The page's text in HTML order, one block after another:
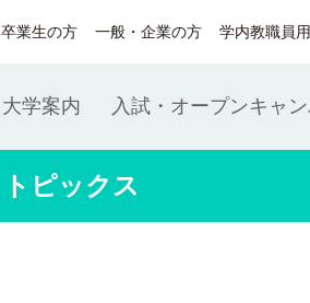
卒業生の方 一般・企業の方 学内教職員用
大学案内 入試・オープンキャ
トピックス